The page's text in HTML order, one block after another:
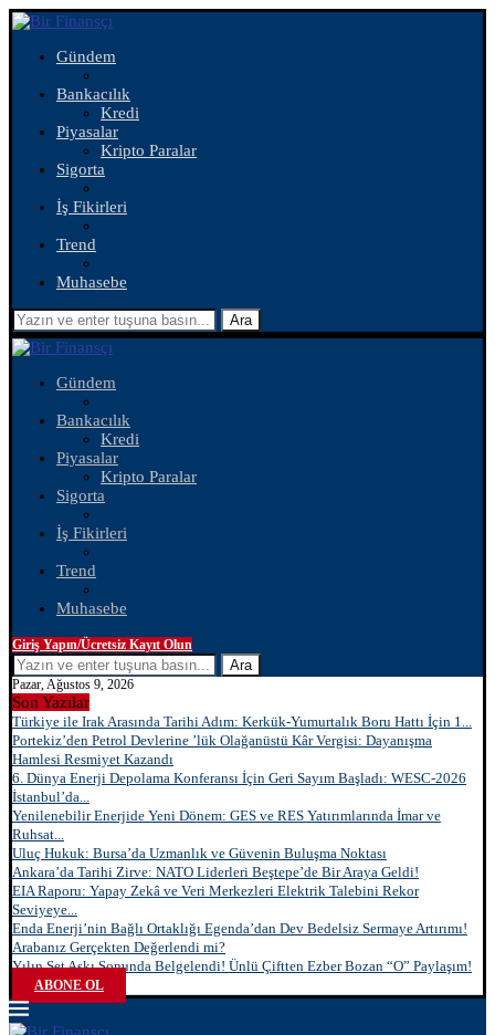
Gündem
Bankacılık
Kredi
Piyasalar
Kripto Paralar
Sigorta
İş Fikirleri
Trend
Muhasebe
Ara
Gündem
Bankacılık
Kredi
Piyasalar
Kripto Paralar
Sigorta
İş Fikirleri
Trend
Muhasebe
Giriş Yapın/Ücretsiz Kayıt Olun
Ara
Pazar, Ağustos 9, 2026
Son Yazılar
Türkiye ile Irak Arasında Tarihi Adım: Kerkük-Yumurtalık Boru Hattı İçin 1...
Portekiz’den Petrol Devlerine ’lük Olağanüstü Kâr Vergisi: Dayanışma
Hamlesi Resmiyet Kazandı
6. Dünya Enerji Depolama Konferansı İçin Geri Sayım Başladı: WESC-2026
İstanbul’da...
Yenilenebilir Enerjide Yeni Dönem: GES ve RES Yatırımlarında İmar ve
Ruhsat...
Uluç Hukuk: Bursa’da Uzmanlık ve Güvenin Buluşma Noktası
Ankara’da Tarihi Zirve: NATO Liderleri Beştepe’de Bir Araya Geldi!
EIA Raporu: Yapay Zekâ ve Veri Merkezleri Elektrik Talebini Rekor
Seviyeye...
Enda Enerji’nin Bağlı Ortaklığı Egenda’dan Dev Bedelsiz Sermaye Artırımı!
Arabanız Gerçekten Değerlendi mi?
Yılın Set Aşkı Sonunda Belgelendi! Ünlü Çiftten Ezber Bozan “O” Paylaşım!
ABONE OL